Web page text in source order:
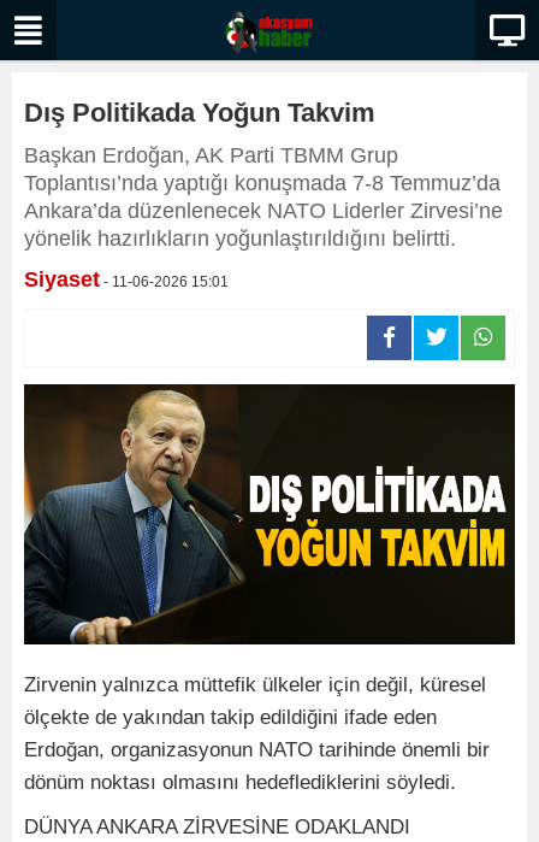
Dış Politikada Yoğun Takvim
Başkan Erdoğan, AK Parti TBMM Grup
Toplantısı’nda yaptığı konuşmada 7-8 Temmuz’da
Ankara’da düzenlenecek NATO Liderler Zirvesi’ne
yönelik hazırlıkların yoğunlaştırıldığını belirtti.
Siyaset - 11-06-2026 15:01
Zirvenin yalnızca müttefik ülkeler için değil, küresel
ölçekte de yakından takip edildiğini ifade eden
Erdoğan, organizasyonun NATO tarihinde önemli bir
dönüm noktası olmasını hedeflediklerini söyledi.
DÜNYA ANKARA ZİRVESİNE ODAKLANDI